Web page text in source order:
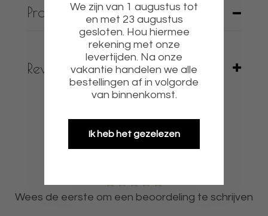
Productbeschrijving
Reviews
Wees de eerste om een beoordeling te schrijven
We zijn van 1 augustus tot
en met 23 augustus
gesloten. Hou hiermee
rekening met onze
levertijden. Na onze
vakantie handelen we alle
bestellingen af in volgorde
van binnenkomst.
Ik heb het gezelezen